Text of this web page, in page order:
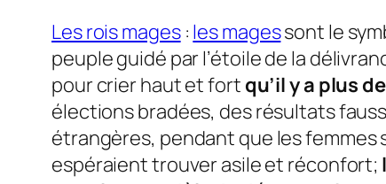
Les rois mages: les magessont le
peuple guidé par l’étoile de la
pour crier haut et fort qu’il y a plus
élections bradées, des résultats
étrangères, pendant que les femmes
espéraient trouver asile et réconfort;